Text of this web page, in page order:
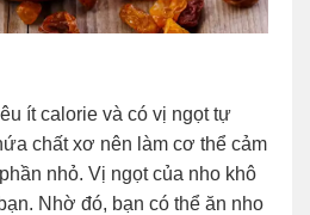
ít calorie và có vị ngọt tự
chất xơ nên làm cơ thể cảm
nhỏ. Vị ngọt của nho khô
Nhờ đó, bạn có thể ăn nho